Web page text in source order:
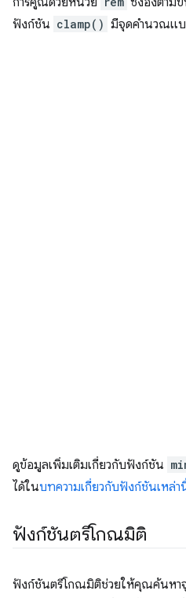
ฟังก์ชัน clamp() มีจุดคํานวณแ
ดูข้อมูลเพิ่มเติมเกี่ยวกับฟังก์ชัน
ได้ในบทความเกี่ยวกับฟังก์ชันเหล่า
ฟังก์ชันตรีโกณมิติ
ฟังก์ชันตรีโกณมิติช่วยให้คุณค้นหา